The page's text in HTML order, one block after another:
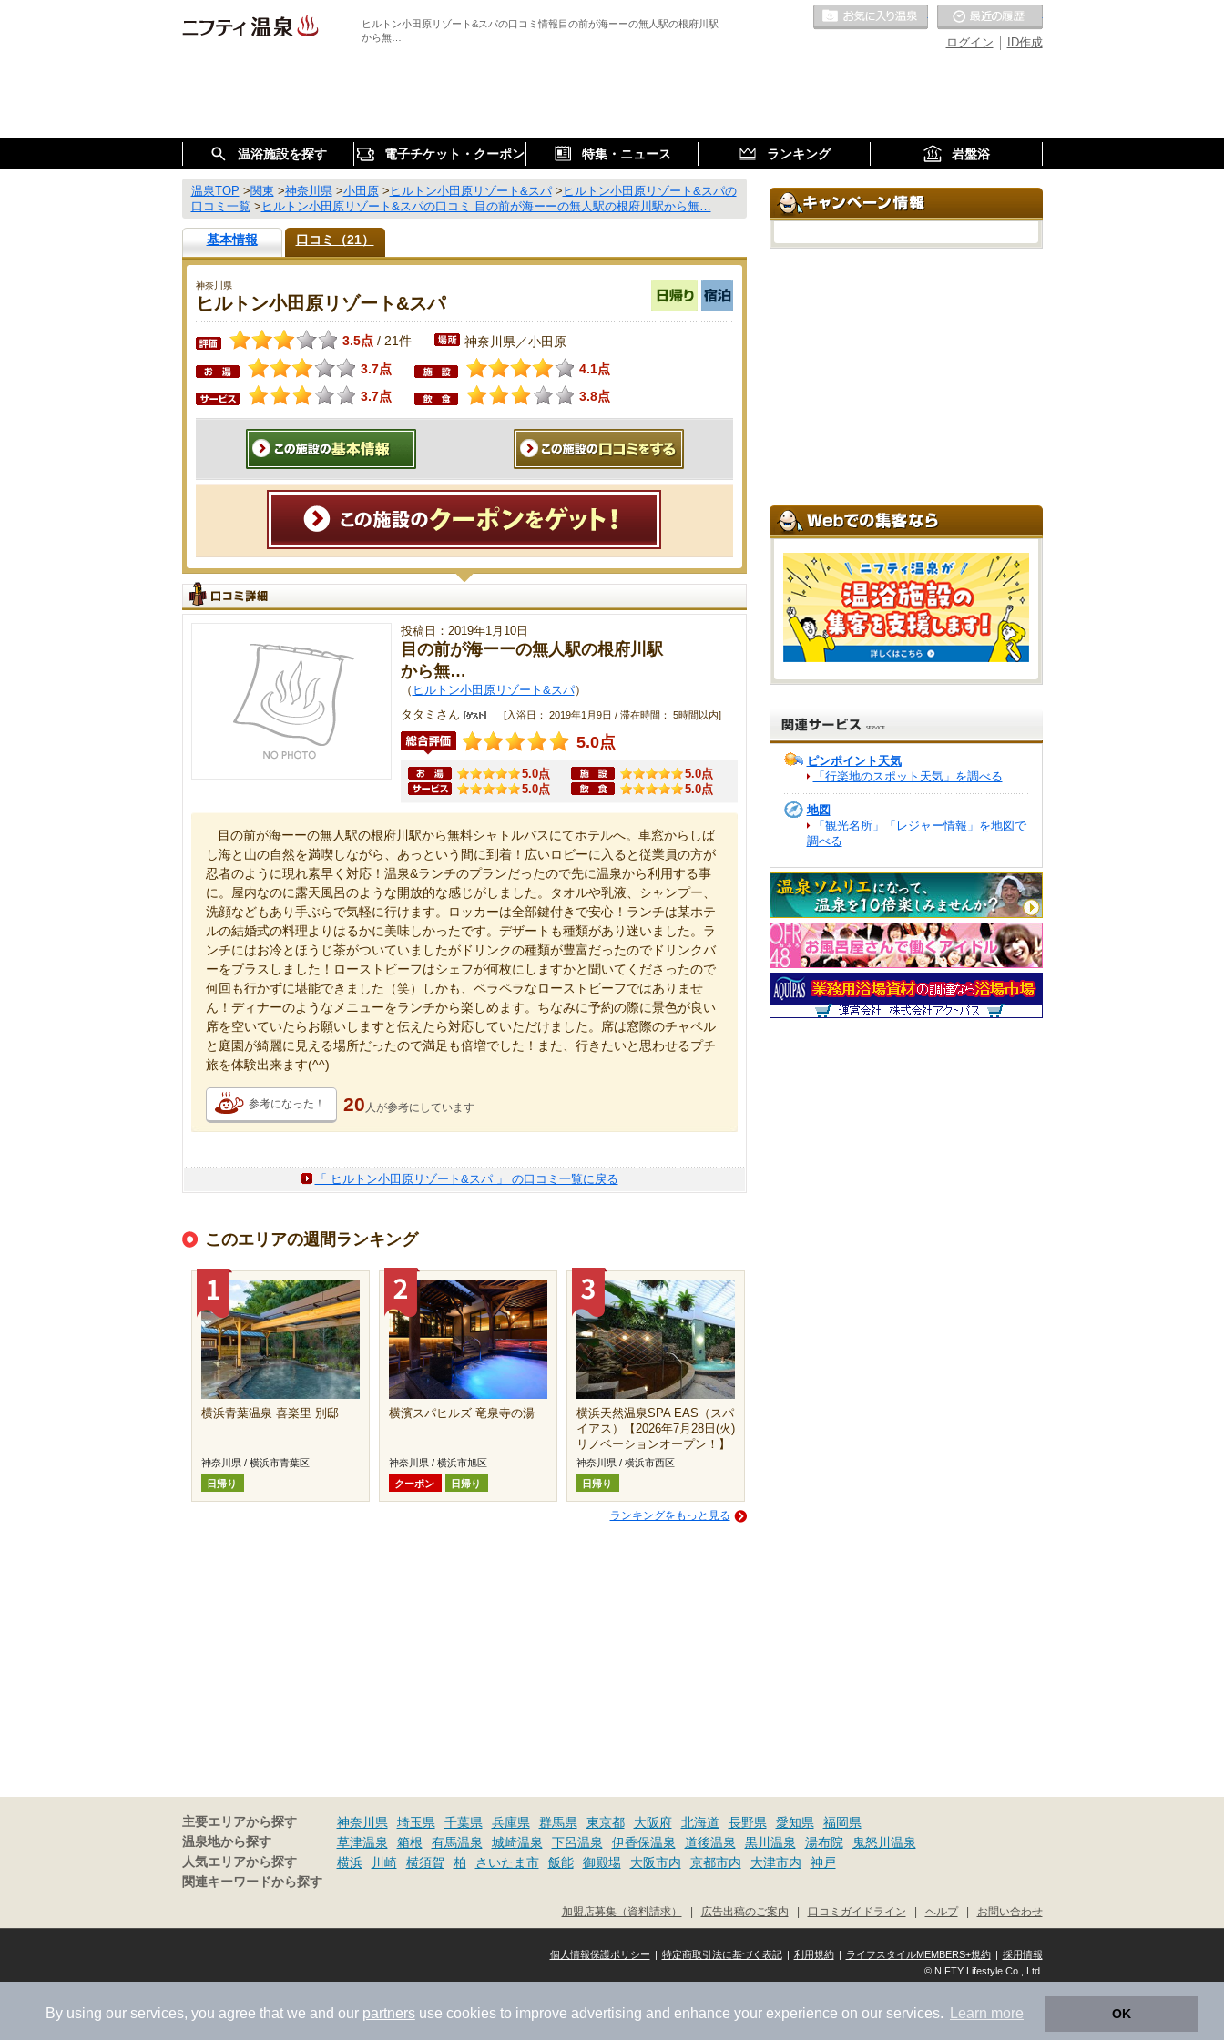
By using our services, you agree that we and our partnersuse cookies to improve advertising and enhance your experience on our services. Learn more OK
ヒルトン小田原リゾート&スパの口コミ情報目の前が海ーーの無人駅の根府川駅
から無…
ID作成
ログイン
お気に入りの温泉
温浴施設を探す 電子チケット・クーポン 特集・ニュース ランキング 岩盤浴
温泉TOP >関東 >神奈川県>小田原> ヒルトン小田原リゾート&スパ> ヒルトン小田原リゾート&スパの
口コミ一覧 > ヒルトン小田原リゾート&スパの口コミ 目の前が海ーーの無人駅の根府川駅から無…
基本情報 口コミ（21）
神奈川県
ヒルトン小田原リゾート&スパ
3.5点 / 21件 神奈川県／小田原
3.7点
4.1点
3.7点
3.8点
投稿日：2019年1月10日
目の前が海ーーの無人駅の根府川駅
から無…
（ ヒルトン小田原リゾート&スパ）
タタミさん
[入浴日： 2019年1月9日 / 滞在時間： 5時間以内]
5.0点
5.0点
5.0点
5.0点
5.0点
目の前が海ーーの無人駅の根府川駅から無料シャトルバスにてホテルへ。車窓からしば
し海と山の自然を満喫しながら、あっという間に到着！広いロビーに入ると従業員の方が
忍者のように現れ素早く対応！温泉&ランチのプランだったので先に温泉から利用する事
に。屋内なのに露天風呂のような開放的な感じがしました。タオルや乳液、シャンプー、
洗顔などもあり手ぶらで気軽に行けます。ロッカーは全部鍵付きで安心！ランチは某ホテ
ルの結婚式の料理よりはるかに美味しかったです。デザートも種類があり迷いました。ラ
ンチにはお冷とほうじ茶がついていましたがドリンクの種類が豊富だったのでドリンクバ
ーをプラスしました！ローストビーフはシェフが何枚にしますかと聞いてくださったので
何回も行かずに堪能できました（笑）しかも、ペラペラなローストビーフではありませ
ん！ディナーのようなメニューをランチから楽しめます。ちなみに予約の際に景色が良い
席を空いていたらお願いしますと伝えたら対応していただけました。席は窓際のチャペル
と庭園が綺麗に見える場所だったので満足も倍増でした！また、行きたいと思わせるプチ
旅を体験出来ます(^^)
参考になった！ 20 人が参考にしています
「 ヒルトン小田原リゾート&スパ 」 の口コミ一覧に戻る
このエリアの週間ランキング
横浜青葉温泉 喜楽里 別邸
神奈川県 / 横浜市青葉区
日帰り
横濱スパヒルズ 竜泉寺の湯
神奈川県 / 横浜市旭区
クーポン
日帰り
横浜天然温泉SPA EAS（スパ
イアス）【2026年7月28日(火)
リノベーションオープン！】
神奈川県 / 横浜市西区
日帰り
ランキングをもっと見る
ピンポイント天気
「行楽地のスポット天気」を調べる
地図
「観光名所」「レジャー情報」を地図で
調べる
主要エリアから探す 神奈川県 埼玉県 千葉県 兵庫県 群馬県 東京都 大阪府 北海道 長野県 愛知県 福岡県
温泉地から探す 草津温泉 箱根 有馬温泉 城崎温泉 下呂温泉 伊香保温泉 道後温泉 黒川温泉 湯布院 鬼怒川温泉
人気エリアから探す 横浜 川崎 横須賀 柏 さいたま市 飯能 御殿場 大阪市内 京都市内 大津市内 神戸
関連キーワードから探す
お問い合わせ
|
ヘルプ
|
口コミガイドライン
|
広告出稿のご案内
|
加盟店募集（資料請求）
採用情報
|
ライフスタイルMEMBERS+規約
|
利用規約
|
特定商取引法に基づく表記
|
個人情報保護ポリシー
© NIFTY Lifestyle Co., Ltd.